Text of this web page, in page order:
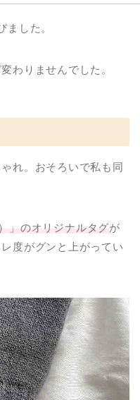
ました。
わりませんでした。
れ。おそろいで私も同
」のオリジナルタグが
度がグンと上がってい